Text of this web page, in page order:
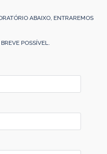
ABAIXO, ENTRAREMOS
POSSÍVEL.